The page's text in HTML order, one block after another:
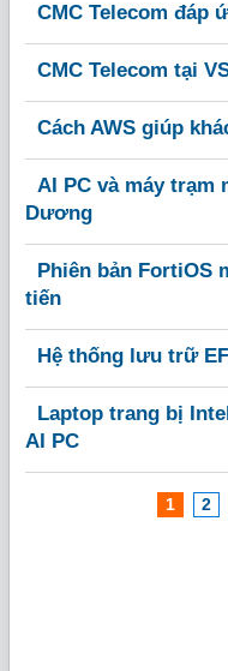
CMC Telecom đáp
CMC Telecom tại
Cách AWS giúp
AI PC và máy trạm
Dương
Phiên bản FortiOS
tiến
Hệ thống lưu trữ
Laptop trang bị
AI PC
1 2